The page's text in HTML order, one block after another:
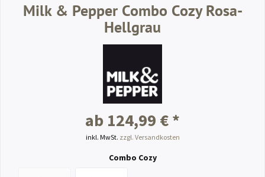
Milk & Pepper Combo Cozy Rosa-
Hellgrau
ab 124,99 € *
inkl. MwSt. zzgl. Versandkosten
Combo Cozy